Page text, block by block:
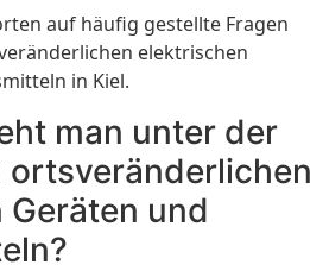
auf häufig gestellte Fragen
elektrischen
in Kiel.
man unter der
ortsveränderlichen
und